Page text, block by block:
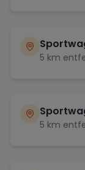
5 km
5 km